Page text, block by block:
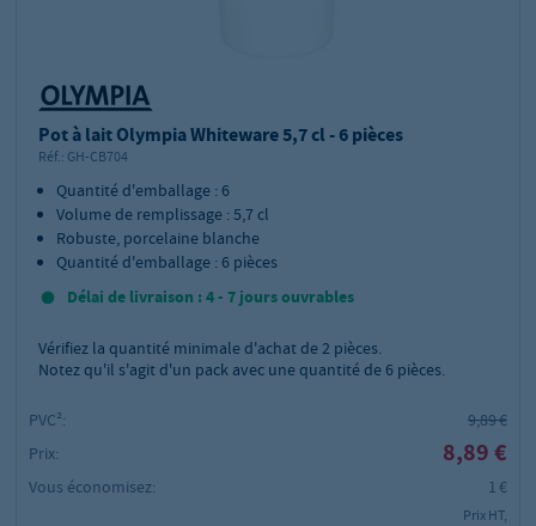
Pot à lait Olympia Whiteware 5,7 cl - 6 pièces
Réf.: GH-CB704
Quantité d'emballage : 6
Volume de remplissage : 5,7 cl
Robuste, porcelaine blanche
Quantité d'emballage : 6 pièces
Délai de livraison : 4 - 7 jours ouvrables
Vérifiez la quantité minimale d'achat de2 pièces.
Notez qu'il s'agit d'un pack avec une quantité de 6 pièces.
PVC²:
9,89 €
Prix:
8,89 €
Vous économisez: 1 €
Prix HT,